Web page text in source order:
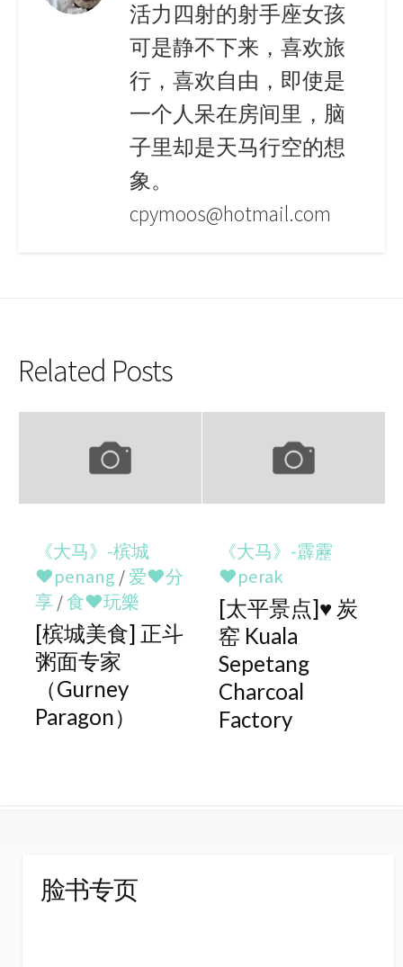
活力四射的射手座女孩
可是静不下来，喜欢旅
行，喜欢自由，即使是
一个人呆在房间里，脑
子里却是天马行空的想
象。
cpymoos@hotmail.com
Related Posts
《大马》-槟城
♥penang /爱♥分
享 /食♥玩樂
[槟城美食] 正斗
粥面专家
（Gurney
Paragon）
《大马》-霹靂
♥perak
[太平景点]♥ 炭
窑 Kuala
Sepetang
Charcoal
Factory
脸书专页